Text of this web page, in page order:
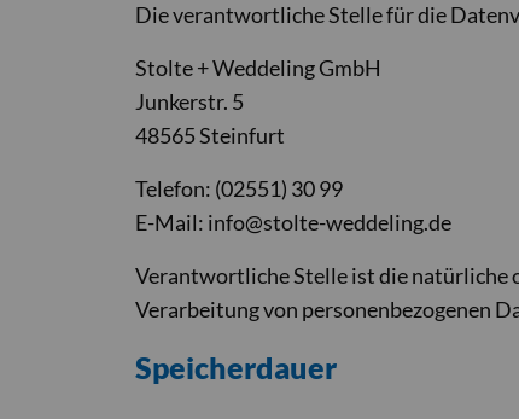
Die verantwortliche Stelle für die
Stolte + Weddeling GmbH
Junkerstr. 5
48565 Steinfurt
Telefon: (02551) 30 99
E-Mail: info@stolte-weddeling.de
Verantwortliche Stelle ist die natürliche
Verarbeitung von personenbezogenen
Speicherdauer